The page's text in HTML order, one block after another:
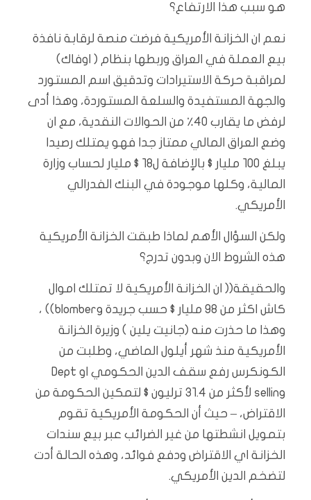
هو سبب هذا الارتفاع؟
نعم ان الخزانة الأمريكية فرضت منصة لرقابة نافذة
بيع العملة في العراق وربطها بنظام ( اوفاك)
لمراقبة حركة الاستيرادات وتدقيق اسم المستورد
والجهة المستفيدة والسلعة المستوردة، وهذا أدى
لرفض ما يقارب ٤٠٪ من الحوالات النقدية، مع ان
وضع العراق المالي ممتاز جدا فهو يمتلك رصيدا
يبلغ ١٠٠ مليار $ بالإضافة ل١٨ $ مليار لحساب وزارة
المالية، وكلها موجودة في البنك الفدرالي
الأمريكي.
ولكن السؤال الأهم لماذا طبقت الخزانة الأمريكية
هذه الشروط الان وبدون تدرج؟
والحقيقة(( ان الخزانة الأمريكية لا تمتلك اموال
كاش اكثر من ٩٨ مليار $ حسب جريدة blomberg)) ،
وهذا ما حذرت منه (جانيت يلين ) وزيرة الخزانة
الأمريكية منذ شهر أيلول الماضي، وطلبت من
الكونكرس رفع سقف الدين الحكومي او Dept
selling لأكثر من ٣١.٤ ترليون $ لتمكين الحكومة من
الاقتراض، – حيث أن الحكومة الأمريكية تقوم
بتمويل انشطتها من غير الضرائب عبر بيع سندات
الخزانة اي الاقتراض ودفع فوائد، وهذه الحالة أدت
لتضخم الدين الأمريكي.